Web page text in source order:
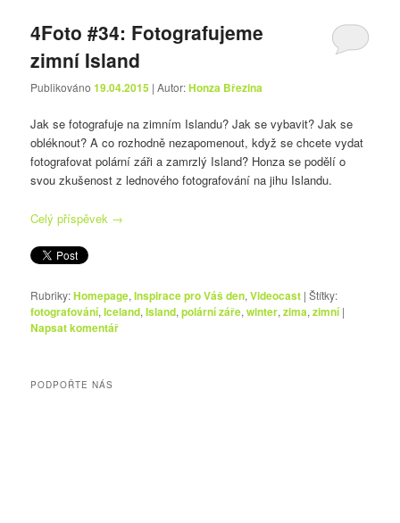
4Foto #34: Fotografujeme
zimní Island
Publikováno19.04.2015 | Autor:Honza Březina
Jak se fotografuje na zimním Islandu? Jak se vybavit? Jak se
obléknout? A co rozhodně nezapomenout, když se chcete vydat
fotografovat polární záři a zamrzlý Island? Honza se podělí o
svou zkušenost z lednového fotografování na jihu Islandu.
Celý příspěvek →
Rubriky:Homepage,Inspirace pro Váš den,Videocast |Štítky:
fotografování,Iceland,Island,polární záře,winter,zima,zimní |
Napsat komentář
PODPOŘTE NÁS